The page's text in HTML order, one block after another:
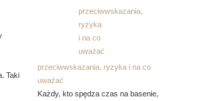
Taki
przeciwwskazania, ryzyka i na co
uważać
Każdy, kto spędza czas na basenie,